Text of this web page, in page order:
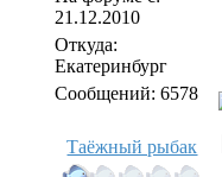
21.12.2010
Откуда:
Екатеринбург
Сообщений: 6578
Таёжный рыбак